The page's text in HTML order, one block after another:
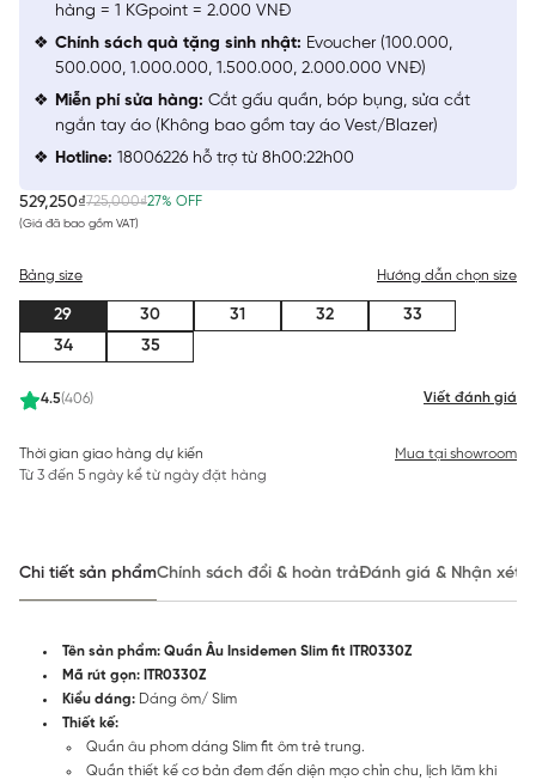
529,250₫725,000₫27% OFF
(Giá đã bao gồm VAT)
4.5(406) Viết đánh giá
Bảng size Hướng dẫn chọn size
29 30 31 32
33
34
35
Thời gian giao hàng dự kiến
Từ 3 đến 5 ngày kể từ ngày đặt hàng
Mua tại showroom
hàng = 1 KGpoint = 2.000 VNĐ
Chính sách quà tặng sinh nhật: Evoucher (100.000,
500.000, 1.000.000, 1.500.000, 2.000.000 VNĐ)
Miễn phí sửa hàng: Cắt gấu quần, bóp bụng, sửa cắt
ngắn tay áo (Không bao gồm tay áo Vest/Blazer)
Hotline: 18006226 hỗ trợ từ 8h00:22h00
Chi tiết sản phẩmChính sách đổi & hoàn trảĐánh giá & Nhận xét
Tên sản phẩm: Quần Âu Insidemen Slim fit ITR0330Z
Mã rút gọn: ITR0330Z
Kiểu dáng: Dáng ôm/ Slim
Thiết kế:
Quần âu phom dáng Slim fit ôm trẻ trung.
Quần thiết kế cơ bản đem đến diện mạo chỉn chu, lịch lãm khi